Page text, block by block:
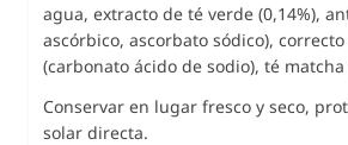
agua, extracto de té verde (0,14%),
ascórbico, ascorbato sódico),
(carbonato ácido de sodio), té matcha
Conservar en lugar fresco y seco,
solar directa.